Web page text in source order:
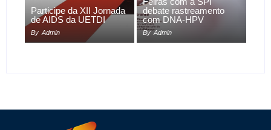
Participe da XII Jornada
de AIDS da UETDI
By Admin
debate rastreamento
com DNA-HPV
By Admin